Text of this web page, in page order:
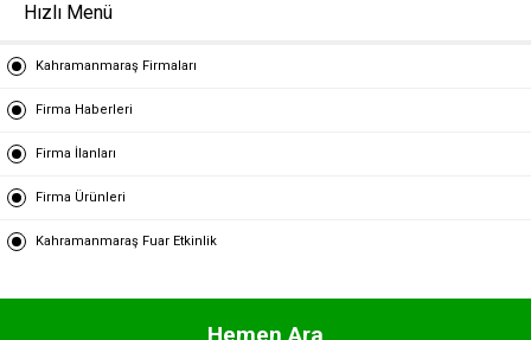
Hızlı Menü
Kahramanmaraş Firmaları
Firma Haberleri
Firma İlanları
Firma Ürünleri
Kahramanmaraş Fuar Etkinlik
Hemen Ara